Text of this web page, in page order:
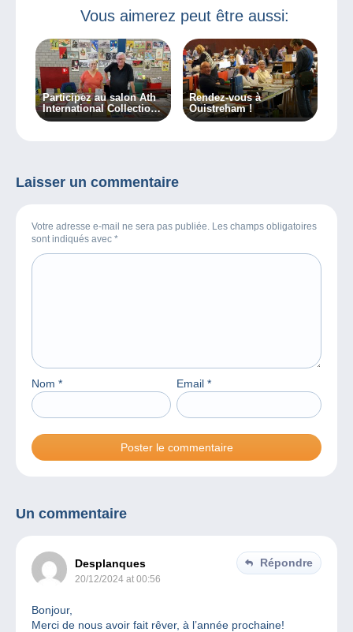
Vous aimerez peut être aussi:
Participez au salon Ath
International Collections
le 9 juin !
Rendez-vous à
Ouistreham !
Laisser un commentaire
Votre adresse e-mail ne sera pas publiée. Les champs obligatoires
sont indiqués avec *
Nom * Email *
Un commentaire
Desplanques
20/12/2024 at 00:56
Répondre
Bonjour,
Merci de nous avoir fait rêver, à l’année prochaine!